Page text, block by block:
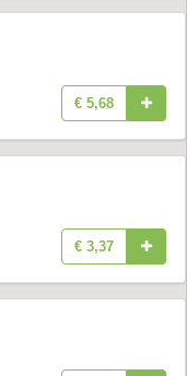
€ 5,68
€ 3,37